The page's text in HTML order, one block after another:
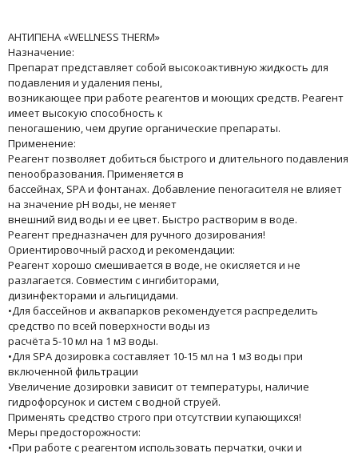
АНТИПЕНА «WELLNESS THERM»
Назначение:
Препарат представляет собой высокоактивную жидкость для
подавления и удаления пены,
возникающее при работе реагентов и моющих средств. Реагент
имеет высокую способность к
пеногашению, чем другие органические препараты.
Применение:
Реагент позволяет добиться быстрого и длительного подавления
пенообразования. Применяется в
бассейнах, SPA и фонтанах. Добавление пеногасителя не влияет
на значение pН воды, не меняет
внешний вид воды и ее цвет. Быстро растворим в воде.
Реагент предназначен для ручного дозирования!
Ориентировочный расход и рекомендации:
Реагент хорошо смешивается в воде, не окисляется и не
разлагается. Совместим с ингибиторами,
дизинфекторами и альгицидами.
•Для бассейнов и аквапарков рекомендуется распределить
средство по всей поверхности воды из
расчёта 5-10 мл на 1 м3 воды.
•Для SPA дозировка составляет 10-15 мл на 1 м3 воды при
включенной фильтрации
Увеличение дозировки зависит от температуры, наличие
гидрофорсунок и систем с водной струей.
Применять средство строго при отсутствии купающихся!
Меры предосторожности:
•При работе с реагентом использовать перчатки, очки и